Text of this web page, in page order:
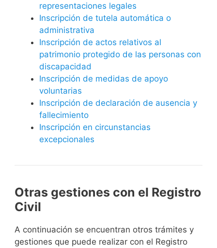
representaciones legales
Inscripción de tutela automática o
administrativa
Inscripción de actos relativos al
patrimonio protegido de las personas con
discapacidad
Inscripción de medidas de apoyo
voluntarias
Inscripción de declaración de ausencia y
fallecimiento
Inscripción en circunstancias
excepcionales
Otras gestiones con el Registro
Civil
A continuación se encuentran otros trámites y
gestiones que puede realizar con el Registro